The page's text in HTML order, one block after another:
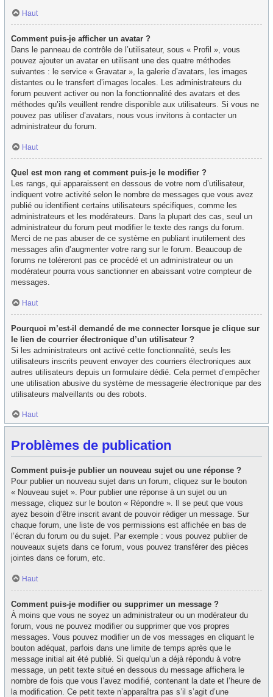
Haut
Comment puis-je afficher un avatar ?
Dans le panneau de contrôle de l’utilisateur, sous « Profil », vous
pouvez ajouter un avatar en utilisant une des quatre méthodes
suivantes : le service « Gravatar », la galerie d’avatars, les images
distantes ou le transfert d’images locales. Les administrateurs du
forum peuvent activer ou non la fonctionnalité des avatars et des
méthodes qu’ils veuillent rendre disponible aux utilisateurs. Si vous ne
pouvez pas utiliser d’avatars, nous vous invitons à contacter un
administrateur du forum.
Haut
Quel est mon rang et comment puis-je le modifier ?
Les rangs, qui apparaissent en dessous de votre nom d’utilisateur,
indiquent votre activité selon le nombre de messages que vous avez
publié ou identifient certains utilisateurs spécifiques, comme les
administrateurs et les modérateurs. Dans la plupart des cas, seul un
administrateur du forum peut modifier le texte des rangs du forum.
Merci de ne pas abuser de ce système en publiant inutilement des
messages afin d’augmenter votre rang sur le forum. Beaucoup de
forums ne toléreront pas ce procédé et un administrateur ou un
modérateur pourra vous sanctionner en abaissant votre compteur de
messages.
Haut
Pourquoi m’est-il demandé de me connecter lorsque je clique sur
le lien de courrier électronique d’un utilisateur ?
Si les administrateurs ont activé cette fonctionnalité, seuls les
utilisateurs inscrits peuvent envoyer des courriers électroniques aux
autres utilisateurs depuis un formulaire dédié. Cela permet d’empêcher
une utilisation abusive du système de messagerie électronique par des
utilisateurs malveillants ou des robots.
Haut
Problèmes de publication
Comment puis-je publier un nouveau sujet ou une réponse ?
Pour publier un nouveau sujet dans un forum, cliquez sur le bouton
« Nouveau sujet ». Pour publier une réponse à un sujet ou un
message, cliquez sur le bouton « Répondre ». Il se peut que vous
ayez besoin d’être inscrit avant de pouvoir rédiger un message. Sur
chaque forum, une liste de vos permissions est affichée en bas de
l’écran du forum ou du sujet. Par exemple : vous pouvez publier de
nouveaux sujets dans ce forum, vous pouvez transférer des pièces
jointes dans ce forum, etc.
Haut
Comment puis-je modifier ou supprimer un message ?
À moins que vous ne soyez un administrateur ou un modérateur du
forum, vous ne pouvez modifier ou supprimer que vos propres
messages. Vous pouvez modifier un de vos messages en cliquant le
bouton adéquat, parfois dans une limite de temps après que le
message initial ait été publié. Si quelqu’un a déjà répondu à votre
message, un petit texte situé en dessous du message affichera le
nombre de fois que vous l’avez modifié, contenant la date et l’heure de
la modification. Ce petit texte n’apparaîtra pas s’il s’agit d’une